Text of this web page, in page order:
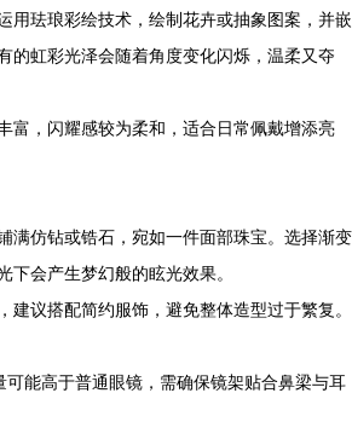
用珐琅彩绘技术，绘制花卉或抽象图案，并嵌
的虹彩光泽会随着角度变化闪烁，温柔又夺
富，闪耀感较为柔和，适合日常佩戴增添亮
满仿钻或锆石，宛如一件面部珠宝。选择渐变
下会产生梦幻般的眩光效果。
建议搭配简约服饰，避免整体造型过于繁复。
可能高于普通眼镜，需确保镜架贴合鼻梁与耳